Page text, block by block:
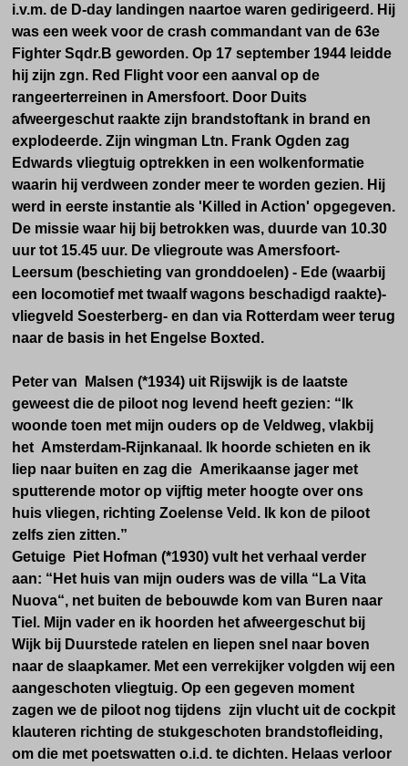
i.v.m. de D-day landingen naartoe waren gedirigeerd. Hij
was een week voor de crash commandant van de 63e
Fighter Sqdr.B geworden. Op 17 september 1944 leidde
hij zijn zgn. Red Flight voor een aanval op de
rangeerterreinen in Amersfoort. Door Duits
afweergeschut raakte zijn brandstoftank in brand en
explodeerde. Zijn wingman Ltn. Frank Ogden zag
Edwards vliegtuig optrekken in een wolkenformatie
waarin hij verdween zonder meer te worden gezien. Hij
werd in eerste instantie als 'Killed in Action' opgegeven.
De missie waar hij bij betrokken was, duurde van 10.30
uur tot 15.45 uur. De vliegroute was Amersfoort-
Leersum (beschieting van gronddoelen) - Ede (waarbij
een locomotief met twaalf wagons beschadigd raakte)-
vliegveld Soesterberg- en dan via Rotterdam weer terug
naar de basis in het Engelse Boxted.
Peter van Malsen (*1934) uit Rijswijk is de laatste
geweest die de piloot nog levend heeft gezien: “Ik
woonde toen met mijn ouders op de Veldweg, vlakbij
het Amsterdam-Rijnkanaal. Ik hoorde schieten en ik
liep naar buiten en zag die Amerikaanse jager met
sputterende motor op vijftig meter hoogte over ons
huis vliegen, richting Zoelense Veld. Ik kon de piloot
zelfs zien zitten.”
Getuige Piet Hofman (*1930) vult het verhaal verder
aan: “Het huis van mijn ouders was de villa “La Vita
Nuova“, net buiten de bebouwde kom van Buren naar
Tiel. Mijn vader en ik hoorden het afweergeschut bij
Wijk bij Duurstede ratelen en liepen snel naar boven
naar de slaapkamer. Met een verrekijker volgden wij een
aangeschoten vliegtuig. Op een gegeven moment
zagen we de piloot nog tijdens zijn vlucht uit de cockpit
klauteren richting de stukgeschoten brandstofleiding,
om die met poetswatten o.i.d. te dichten. Helaas verloor